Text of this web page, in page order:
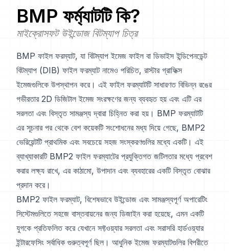
BMP ফর্ম্যাটটি কি?
মাইক্রোসফট উইন্ডোজ বিটম্যাপ চিত্র
BMP ফাইল ফরম্যাট, যা বিটম্যাপ ইমেজ ফাইল বা ডিভাইস ইন্ডিপেনডেন্ট
বিটম্যাপ (DIB) ফাইল ফরম্যাট নামেও পরিচিত, রাস্টার গ্রাফিক্স
ইমেজগুলিকে উপস্থাপন করে। এই ফাইল ফরম্যাটটি সাধারণত বিভিন্ন রঙের
গভীরতার 2D ডিজিটাল ইমেজ সংরক্ষণের জন্য ব্যবহৃত হয় এবং এটি এর
সরলতা এবং বিস্তৃত সামঞ্জস্য দ্বারা চিহ্নিত করা হয়। BMP ফরম্যাটটি
এর সূচনার পর থেকে বেশ কয়েকটি সংশোধনের মধ্য দিয়ে গেছে, BMP2
ভেরিয়েন্টটি প্রাথমিক এবং সবচেয়ে সহজ সংস্করণগুলির মধ্যে একটি। এই
ব্যাখ্যাকারটি BMP2 ফাইল ফরম্যাটের প্রযুক্তিগত জটিলতার মধ্যে প্রবেশ
করার লক্ষ্য রাখে, এর কাঠামো, উপাদান এবং ব্যবহারের একটি বিস্তৃত বোঝার
প্রদান করে।
BMP2 ফাইল ফরম্যাট, বিশেষভাবে উইন্ডোজ এবং সামঞ্জস্যপূর্ণ অপারেটিং
সিস্টেমগুলিতে সহজে বাস্তবায়নের জন্য ডিজাইন করা হয়েছে, এমন একটি
যুগকে প্রতিফলিত করে যেখানে সফ্টওয়্যার সরলতা এবং সরাসরি হার্ডওয়্যার
ইন্টারফেসিং সর্বাধিক গুরুত্বপূর্ণ ছিল। আধুনিক ইমেজ ফরম্যাটগুলির বিপরীতে